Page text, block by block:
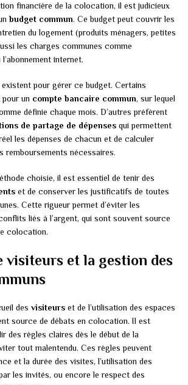
financière de la colocation, il est judicieux
budget commun. Ce budget peut couvrir les
du logement (produits ménagers, petites
les charges communes comme
internet.
pour gérer ce budget. Certains
un compte bancaire commun, sur lequel
définie chaque mois. D’autres préfèrent
de partage de dépenses qui permettent
les dépenses de chacun et de calculer
remboursements nécessaires.
choisie, il est essentiel de tenir des
et de conserver les justificatifs de toutes
Cette rigueur permet d’éviter les
liés à l’argent, qui sont souvent source
colocation.
visiteurs et la gestion des
des visiteurs et de l’utilisation des espaces
source de débats en colocation. Il est
des règles claires dès le début de la
tout malentendu. Ces règles peuvent
et la durée des visites, l’utilisation des
les invités, ou encore le respect des